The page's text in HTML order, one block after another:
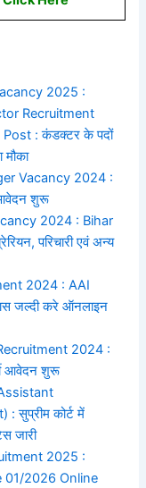
2025 :
Recruitment
: कंडक्टर के पदों
मौका
Vacancy 2024 :
आवेदन शुरू
2024 : Bihar
परिचारी एवं अन्य
2024 : AAI
जल्दी करे ऑनलाइन
2024 :
आवेदन शुरू
सुप्रीम कोर्ट में
जारी
2025 :
01/2026 Online